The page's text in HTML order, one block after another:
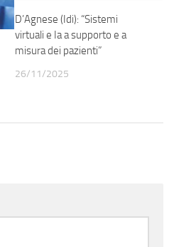
D’Agnese (Idi): “Sistemi
virtuali e Ia a supporto e a
misura dei pazienti”
26/11/2025